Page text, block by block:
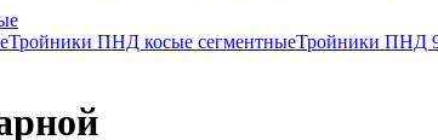
Тройники ПНД косые сегментныеТройники ПНД